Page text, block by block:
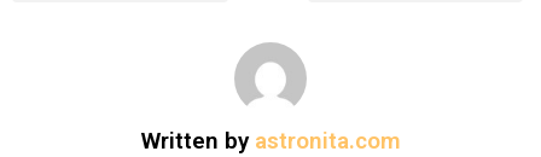
Written by astronita.com